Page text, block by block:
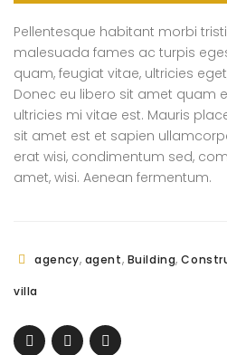
Pellentesque habitant morbi
malesuada fames ac turpis
quam, feugiat vitae, ultricies
Donec eu libero sit amet quam
ultricies mi vitae est. Mauris
sit amet est et sapien
erat wisi, condimentum sed,
amet, wisi. Aenean fermentum.
agency, agent, Building,
villa